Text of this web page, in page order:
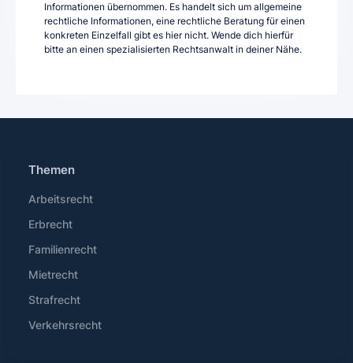
Informationen übernommen. Es handelt sich um allgemeine
rechtliche Informationen, eine rechtliche Beratung für einen
konkreten Einzelfall gibt es hier nicht. Wende dich hierfür
bitte an einen spezialisierten Rechtsanwalt in deiner Nähe.
Themen
Arbeitsrecht
Erbrecht
Familienrecht
Mietrecht
Strafrecht
Verkehrsrecht